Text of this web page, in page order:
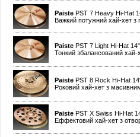
Paiste PST 7 Heavy Hi-Hat
Важкий потужний хай-хет з
Paiste PST 7 Light Hi-Hat
Тонкий збалансований
Paiste PST 8 Rock Hi-Hat
Роковий хай-хет з
Paiste PST X Swiss Hi-Hat
Еффектовий хай-хет з